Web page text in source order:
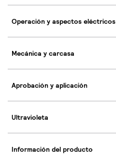
Operación y aspectos eléctricos
Mecánica y carcasa
Aprobación y aplicación
Ultravioleta
Información del producto